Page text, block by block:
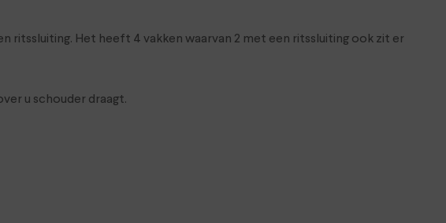
ritssluiting. Het heeft 4 vakken waarvan 2 met een ritssluiting ook zit er
u schouder draagt.